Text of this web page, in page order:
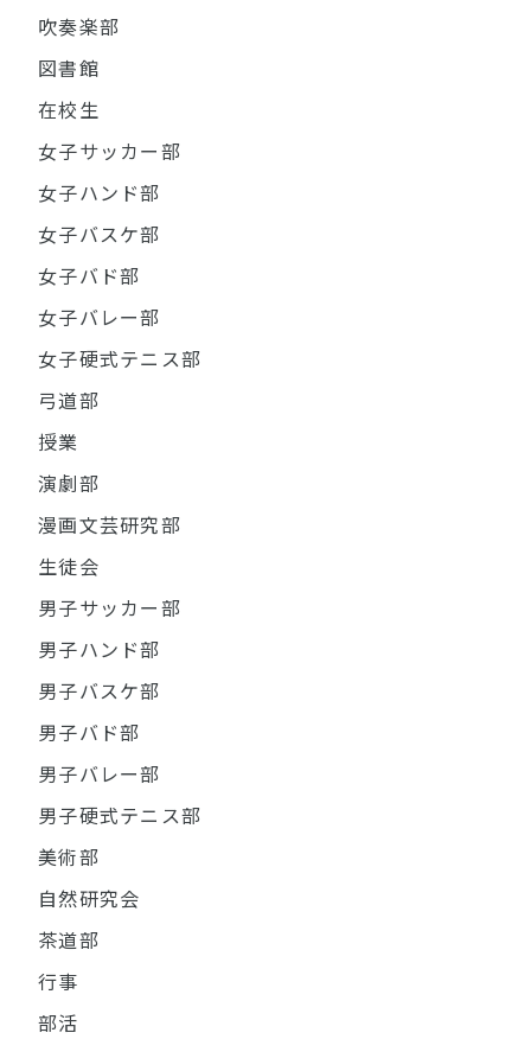
吹奏楽部
図書館
在校生
女子サッカー部
女子ハンド部
女子バスケ部
女子バド部
女子バレー部
女子硬式テニス部
弓道部
授業
演劇部
漫画文芸研究部
生徒会
男子サッカー部
男子ハンド部
男子バスケ部
男子バド部
男子バレー部
男子硬式テニス部
美術部
自然研究会
茶道部
行事
部活